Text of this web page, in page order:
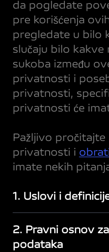
da pogledate
pre korišćenja
pregledate u bilo
slučaju bilo kakve
sukoba između
privatnosti i
privatnosti,
privatnosti će
Pažljivo pročitajte
privatnosti i
imate nekih
1. Uslovi i
2. Pravni osnov
podataka